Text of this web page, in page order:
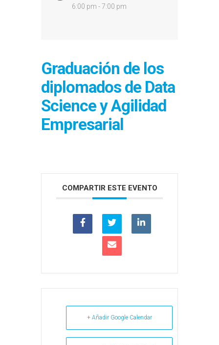
6:00 pm - 7:00 pm
Graduación de los
diplomados de Data
Science y Agilidad
Empresarial
COMPARTIR ESTE EVENTO
+ Añadir Google Calendar